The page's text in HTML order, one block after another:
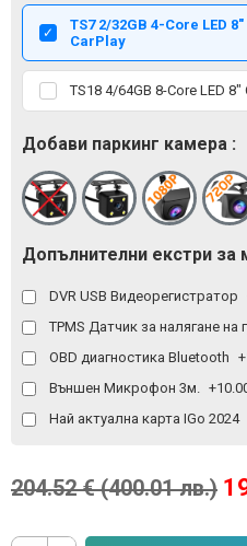
204.52 € (400.01 лв.)
TS7 2/32GB 4-Core LED 8"
CarPlay
TS18 4/64GB 8-Core LED 8"
Добави паркинг камера :
Допълнителни екстри за
DVR USB Видеорегистратор
TPMS Датчик за налягане на
OBD диагностика Bluetooth
Външен Микрофон 3м.
Най актуална карта IGo 2024